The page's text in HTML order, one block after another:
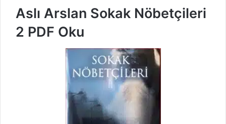
Aslı Arslan Sokak Nöbetçileri
2 PDF Oku